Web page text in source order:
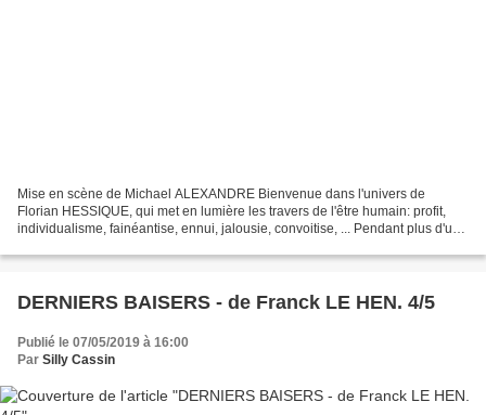
Mise en scène de Michael ALEXANDRE Bienvenue dans l'univers de
Florian HESSIQUE, qui met en lumière les travers de l'être humain: profit,
individualisme, fainéantise, ennui, jalousie, convoitise, ... Pendant plus d'une
DERNIERS BAISERS - de Franck LE HEN. 4/5
Publié le 07/05/2019 à 16:00
Par Silly Cassin